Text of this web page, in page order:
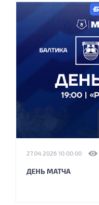
27.04.2026 10:00:00
ДЕНЬ МАТЧА